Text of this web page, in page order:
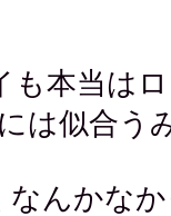
本当はロ
は似合う
んかなか